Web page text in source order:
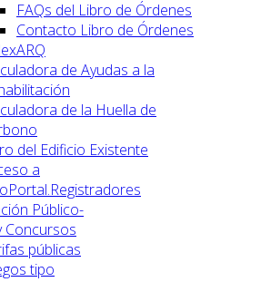
FAQs del Libro de Órdenes
Contacto Libro de Órdenes
de Ayudas a la
de la Huella de
del Edificio Existente
a
Público-
Concursos
públicas
tipo